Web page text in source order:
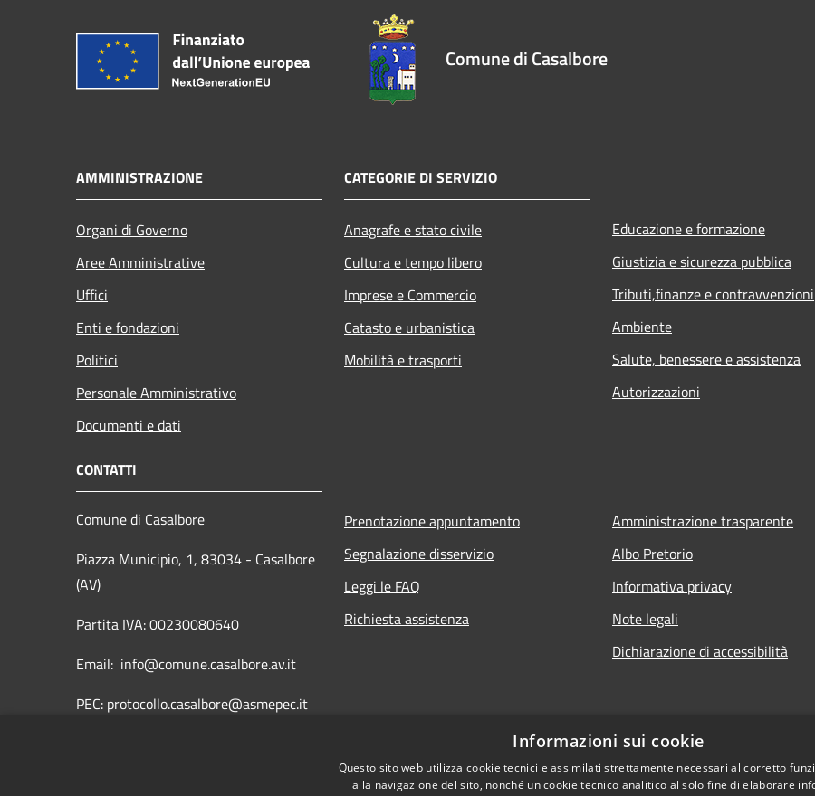
Comune di Casalbore
AMMINISTRAZIONE
Organi di Governo
Aree Amministrative
Uffici
Enti e fondazioni
Politici
Personale Amministrativo
Documenti e dati
CATEGORIE DI SERVIZIO
Anagrafe e stato civile
Cultura e tempo libero
Imprese e Commercio
Catasto e urbanistica
Mobilità e trasporti
Educazione e formazione
Giustizia e sicurezza pubblica
Tributi,finanze e contravvenzioni
Ambiente
Salute, benessere e assistenza
Autorizzazioni
CONTATTI
Comune di Casalbore
Piazza Municipio, 1, 83034 - Casalbore
(AV)
Partita IVA: 00230080640
Email: info@comune.casalbore.av.it
PEC: protocollo.casalbore@asmepec.it
Prenotazione appuntamento
Segnalazione disservizio
Leggi le FAQ
Richiesta assistenza
Amministrazione trasparente
Albo Pretorio
Informativa privacy
Note legali
Dichiarazione di accessibilità
Informazioni sui cookie
Questo sito web utilizza cookie tecnici e assimilati strettamente necessari al corretto
alla navigazione del sito, nonché un cookie tecnico analitico al solo fine di elaborare